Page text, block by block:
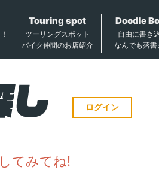
Touring spot
ツーリングスポット
バイク仲間のお店紹介
Doodle
自由に書き
なんでも落書
ログイン
てみてね!